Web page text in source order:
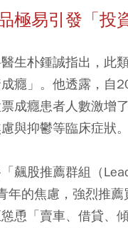
極易引發「投
生朴鍾誠指出，此
癮」。他透露，自
成癮患者人數激增
與抑鬱等臨床症狀。
飆股推薦群組（
年的焦慮，強烈推
恿「賣車、借貸、